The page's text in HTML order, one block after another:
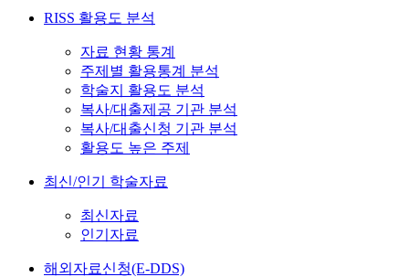
RISS 활용도 분석
자료 현황 통계
주제별 활용통계 분석
학술지 활용도 분석
복사/대출제공 기관 분석
복사/대출신청 기관 분석
활용도 높은 주제
최신/인기 학술자료
최신자료
인기자료
해외자료신청(E-DDS)